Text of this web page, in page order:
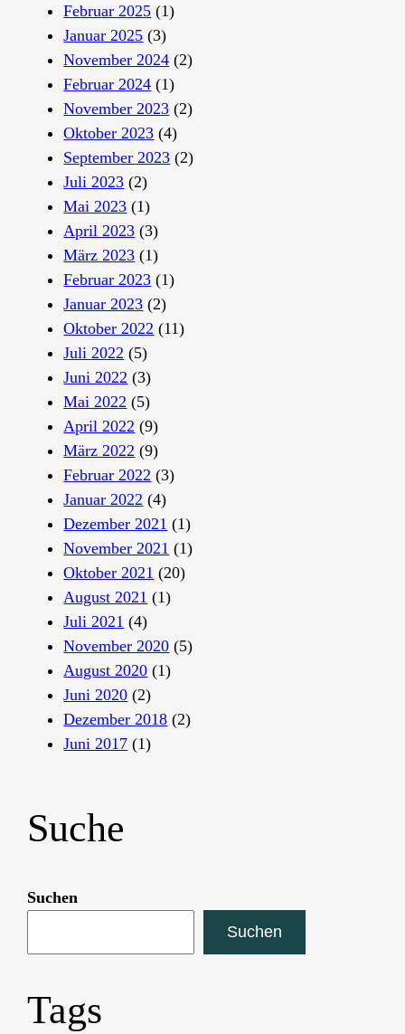
Februar 2025 (1)
Januar 2025 (3)
November 2024 (2)
Februar 2024 (1)
November 2023 (2)
Oktober 2023 (4)
September 2023 (2)
Juli 2023 (2)
Mai 2023 (1)
April 2023 (3)
März 2023 (1)
Februar 2023 (1)
Januar 2023 (2)
Oktober 2022 (11)
Juli 2022 (5)
Juni 2022 (3)
Mai 2022 (5)
April 2022 (9)
März 2022 (9)
Februar 2022 (3)
Januar 2022 (4)
Dezember 2021 (1)
November 2021 (1)
Oktober 2021 (20)
August 2021 (1)
Juli 2021 (4)
November 2020 (5)
August 2020 (1)
Juni 2020 (2)
Dezember 2018 (2)
Juni 2017 (1)
Suche
Suchen
Suchen
Tags